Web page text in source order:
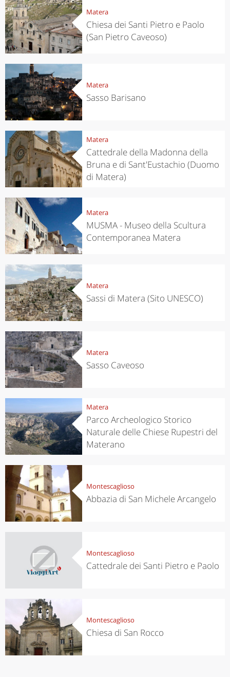
Matera
Chiesa dei Santi Pietro e Paolo
(San Pietro Caveoso)
Matera
Sasso Barisano
Matera
Cattedrale della Madonna della
Bruna e di Sant'Eustachio (Duomo
di Matera)
Matera
MUSMA - Museo della Scultura
Contemporanea Matera
Matera
Sassi di Matera (Sito UNESCO)
Matera
Sasso Caveoso
Matera
Parco Archeologico Storico
Naturale delle Chiese Rupestri del
Materano
Montescaglioso
Abbazia di San Michele Arcangelo
Montescaglioso
Cattedrale dei Santi Pietro e Paolo
Montescaglioso
Chiesa di San Rocco